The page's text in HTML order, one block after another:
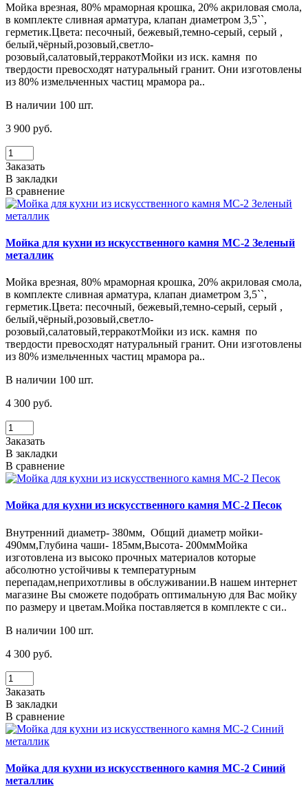
Мойка врезная, 80% мраморная крошка, 20% акриловая смола,
в комплекте сливная арматура, клапан диаметром 3,5``,
герметик.Цвета: песочный, бежевый,темно-серый, серый ,
белый,чёрный,розовый,светло-
розовый,салатовый,терракотМойки из иск. камня по
твердости превосходят натуральный гранит. Они изготовлены
из 80% измельченных частиц мрамора ра..
В наличии 100 шт.
3 900 руб.
Заказать
В закладки
В сравнение
Мойка для кухни из искусственного камня МС-2 Зеленый
металлик
Мойка врезная, 80% мраморная крошка, 20% акриловая смола,
в комплекте сливная арматура, клапан диаметром 3,5``,
герметик.Цвета: песочный, бежевый,темно-серый, серый ,
белый,чёрный,розовый,светло-
розовый,салатовый,терракотМойки из иск. камня по
твердости превосходят натуральный гранит. Они изготовлены
из 80% измельченных частиц мрамора ра..
В наличии 100 шт.
4 300 руб.
Заказать
В закладки
В сравнение
Мойка для кухни из искусственного камня МС-2 Песок
Внутренний диаметр- 380мм, Общий диаметр мойки-
490мм,Глубина чаши- 185мм,Высота- 200ммМойка
изготовлена из высоко прочных материалов которые
абсолютно устойчивы к температурным
перепадам,неприхотливы в обслуживании.В нашем интернет
магазине Вы сможете подобрать оптимальную для Вас мойку
по размеру и цветам.Мойка поставляется в комплекте с си..
В наличии 100 шт.
4 300 руб.
Заказать
В закладки
В сравнение
Мойка для кухни из искусственного камня МС-2 Синий
металлик